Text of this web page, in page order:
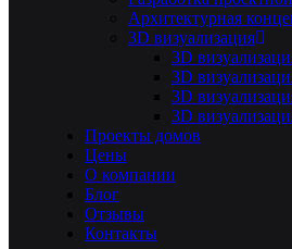
Архитектурная
3D визуализация
3D
3D
3D
3D
Проекты домов
Цены
О компании
Блог
Отзывы
Контакты